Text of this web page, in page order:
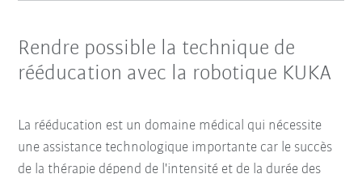
Rendre possible la technique de
rééducation avec la robotique KUKA
La rééducation est un domaine médical qui nécessite
une assistance technologique importante car le succès
de la thérapie dépend de l'intensité et de la durée des